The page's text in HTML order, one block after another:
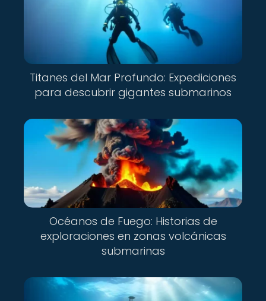
Titanes del Mar Profundo: Expediciones
para descubrir gigantes submarinos
Océanos de Fuego: Historias de
exploraciones en zonas volcánicas
submarinas